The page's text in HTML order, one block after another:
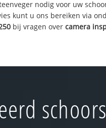
nodig voor uw
kunt u ons bereiken via
bij vragen overcamera